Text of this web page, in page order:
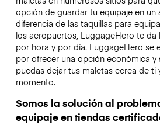
opción de guardar tu equipaje en un
diferencia de las taquillas para
los aeropuertos, LuggageHero te da
por hora y por día. LuggageHero se
por ofrecer una opción económica y
puedas dejar tus maletas cerca de ti
momento.
Somos la solución al
equipaje en tiendas